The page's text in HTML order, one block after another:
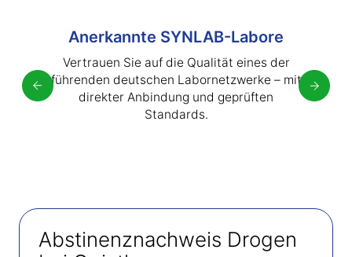
SYNLAB-Labore
Sie auf die Qualität eines der
Labornetzwerke – mit
Anbindung und geprüften
Alle Analysen
–
Abstinenznachweis Drogen